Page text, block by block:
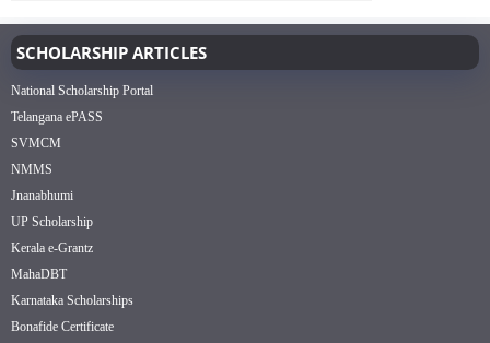
SCHOLARSHIP ARTICLES
National Scholarship Portal
Telangana ePASS
SVMCM
NMMS
Jnanabhumi
UP Scholarship
Kerala e-Grantz
MahaDBT
Karnataka Scholarships
Bonafide Certificate